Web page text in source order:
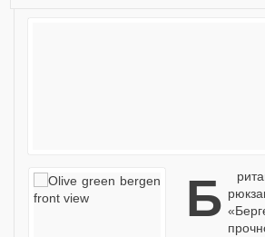
Британский армейский